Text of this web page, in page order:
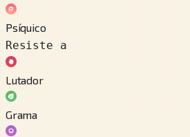
Psíquico
Resiste a
Lutador
Grama